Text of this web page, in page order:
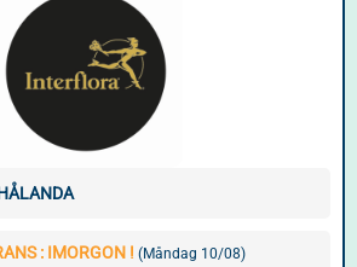
: IMORGON ! (Måndag 10/08)